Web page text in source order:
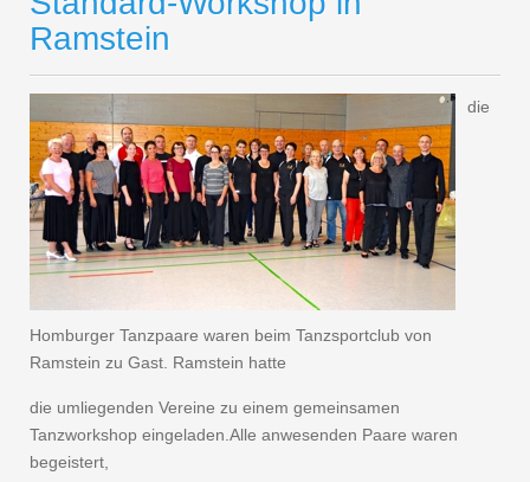
Ramstein
die
Homburger Tanzpaare waren beim Tanzsportclub von
Ramstein zu Gast. Ramstein hatte
die umliegenden Vereine zu einem gemeinsamen
Tanzworkshop eingeladen.Alle anwesenden Paare waren
begeistert,